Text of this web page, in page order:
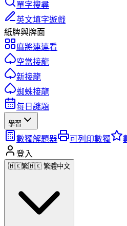
單字搜尋
英文填字遊戲
紙牌與牌面
麻將連連看
空當接龍
新接龍
蜘蛛接龍
每日謎題
學習
數獨解題器 可列印數獨
登入
🇭🇰繁🇭🇰 繁體中文